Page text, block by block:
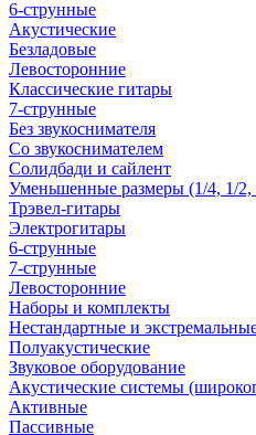
6-струнные
Акустические
Безладовые
Левосторонние
Классические гитары
7-струнные
Без звукоснимателя
Со звукоснимателем
Солидбади и сайлент
Уменьшенные размеры (1/4, 1/2,
Трэвел-гитары
Электрогитары
6-струнные
7-струнные
Левосторонние
Наборы и комплекты
Нестандартные и
Полуакустические
Звуковое оборудование
Акустические системы
Активные
Пассивные